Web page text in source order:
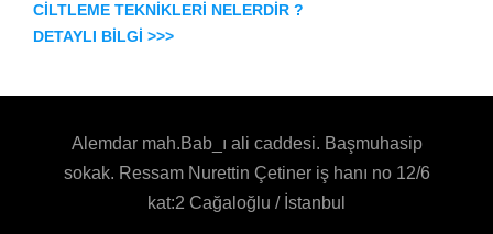
CİLTLEME TEKNİKLERİ NELERDİR ?
DETAYLI BİLGİ >>>
Alemdar mah.Bab_ı ali caddesi. Başmuhasip
sokak. Ressam Nurettin Çetiner iş hanı no 12/6
kat:2 Cağaloğlu / İstanbul